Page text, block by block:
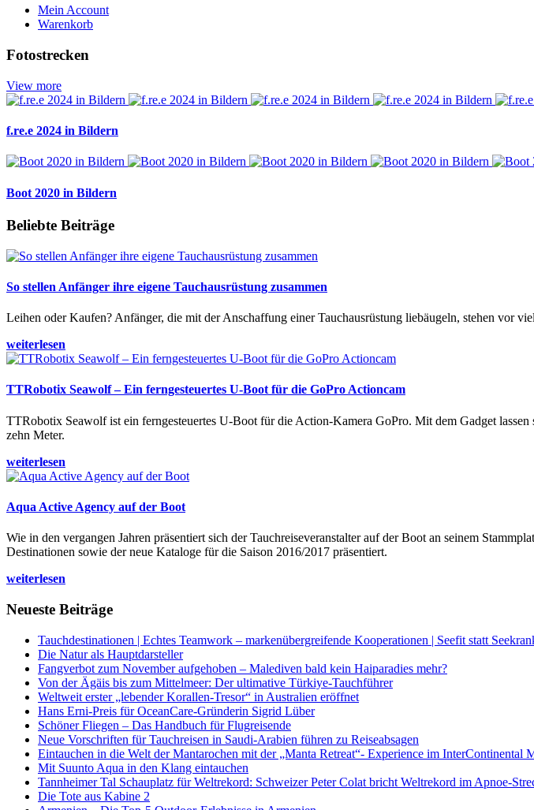
Mein Account
Warenkorb
Fotostrecken
View more
f.re.e 2024 in Bildern
Boot 2020 in Bildern
Beliebte Beiträge
So stellen Anfänger ihre eigene Tauchausrüstung zusammen
Leihen oder Kaufen? Anfänger, die mit der Anschaffung einer Tauchausrüstung liebäugeln, stehen vor
weiterlesen
TTRobotix Seawolf – Ein ferngesteuertes U-Boot für die GoPro Actioncam
TTRobotix Seawolf ist ein ferngesteuertes U-Boot für die Action-Kamera GoPro. Mit dem Gadget
zehn Meter.
weiterlesen
Aqua Active Agency auf der Boot
Wie in den vergangen Jahren präsentiert sich der Tauchreiseveranstalter auf der Boot an seinem
Destinationen sowie der neue Kataloge für die Saison 2016/2017 präsentiert.
weiterlesen
Neueste Beiträge
Tauchdestinationen | Echtes Teamwork – markenübergreifende Kooperationen | Seefit statt
Die Natur als Hauptdarsteller
Fangverbot zum November aufgehoben – Malediven bald kein Haiparadies mehr?
Von der Ägäis bis zum Mittelmeer: Der ultimative Türkiye-Tauchführer
Weltweit erster „lebender Korallen-Tresor“ in Australien eröffnet
Hans Erni-Preis für OceanCare-Gründerin Sigrid Lüber
Schöner Fliegen – Das Handbuch für Flugreisende
Neue Vorschriften für Tauchreisen in Saudi-Arabien führen zu Reiseabsagen
Eintauchen in die Welt der Mantarochen mit der „Manta Retreat“- Experience im InterContinental
Mit Suunto Aqua in den Klang eintauchen
Tannheimer Tal Schauplatz für Weltrekord: Schweizer Peter Colat bricht Weltrekord im Apnoe-
Die Tote aus Kabine 2